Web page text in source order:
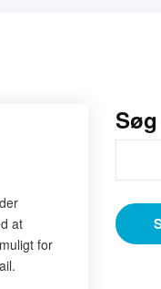
at
for
Søg